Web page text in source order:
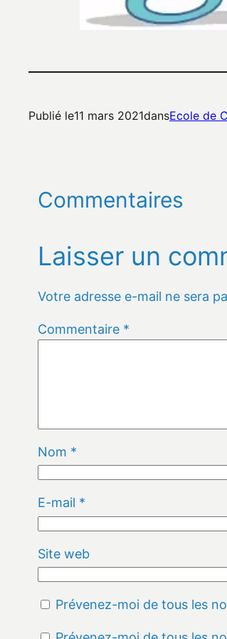
Publié le11 mars 2021dansEcole de
Commentaires
Laisser un
Votre adresse e-mail ne sera
Commentaire *
Nom *
E-mail *
Site web
Prévenez-moi de tous les